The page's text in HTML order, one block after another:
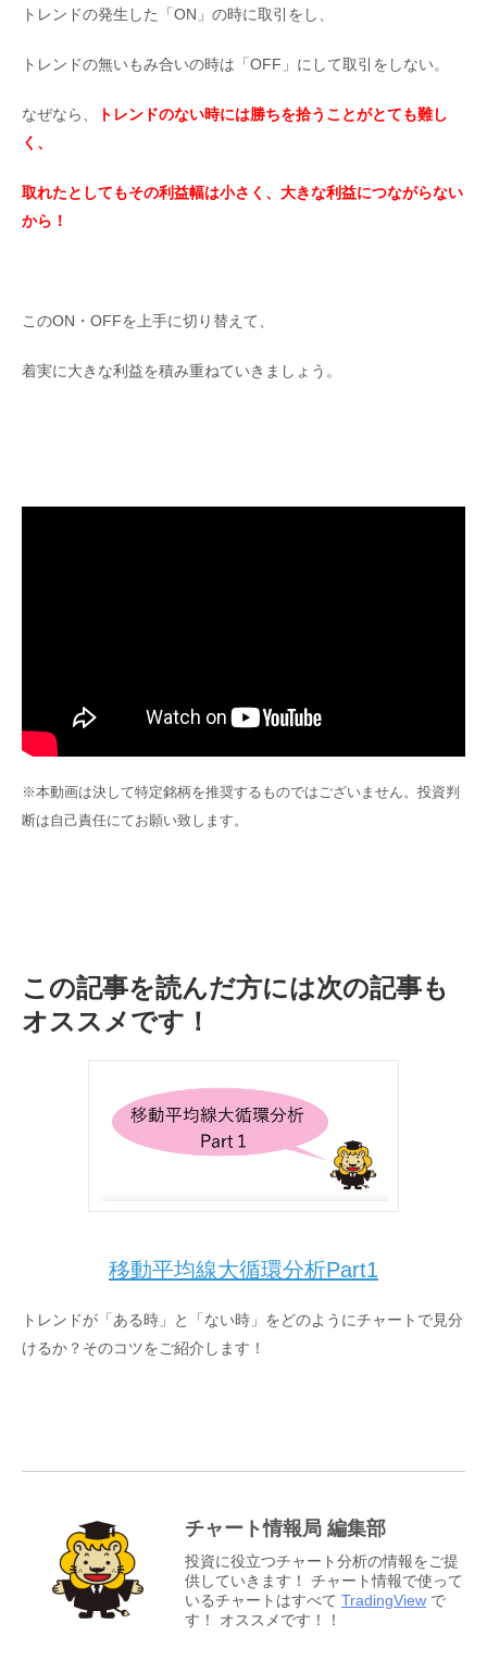
トレンドの発生した「ON」の時に取引をし、
トレンドの無いもみ合いの時は「OFF」にして取引をしない。
なぜなら、
トレンドのない時には勝ちを拾うことがとても難し
く、
取れたとしてもその利益幅は小さく、大きな利益につながらない
から！
このON・OFFを上手に切り替えて、
着実に大きな利益を積み重ねていきましょう。
※本動画は決して特定銘柄を推奨するものではございません。 投資判
断は自己責任にてお願い致します。
この記事を読んだ方には次の記事も
オススメです！
移動平均線大循環分析Part1
トレンドが「ある時」と「ない時」をどのようにチャートで見分
けるか？そのコツをご紹介します！
チャート情報局 編集部
投資に役立つチャート分析の情報をご提
供していきます！ チャート情報で使って
いるチャートはすべて TradingView で
す！ オススメです！！